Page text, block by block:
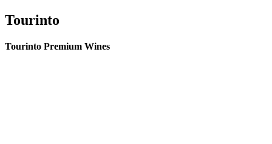
Tourinto
Tourinto Premium Wines